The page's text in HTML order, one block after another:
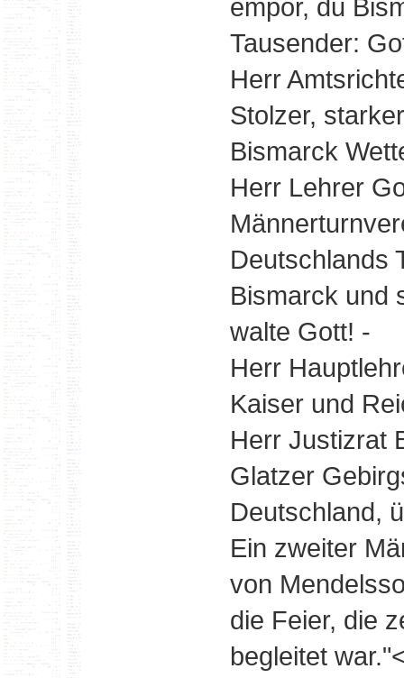
empor, du
Tausender:
Herr
Stolzer,
Bismarck
Herr Lehrer
Deutschlands
Bismarck und
walte Gott! -
Herr
Kaiser und
Herr Justizrat
Glatzer
Deutschland,
Ein zweiter
von
die Feier, die
begleitet